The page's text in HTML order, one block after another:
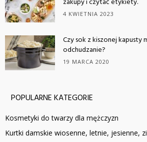
4 KWIETNIA 2023
Czy sok z kiszonej kapusty
odchudzanie?
19 MARCA 2020
POPULARNE KATEGORIE
Kosmetyki do twarzy dla mężczyzn
Kurtki damskie wiosenne, letnie, jesienne,